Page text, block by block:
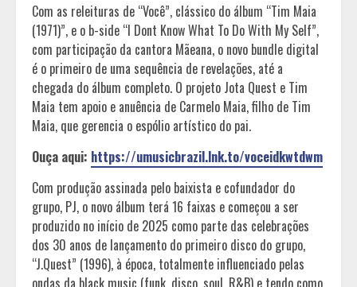
Com as releituras de “Você”, clássico do álbum “Tim Maia
(1971)”, e o b-side “I Dont Know What To Do With My Self”,
com participação da cantora Mãeana, o novo bundle digital
é o primeiro de uma sequência de revelações, até a
chegada do álbum completo. O projeto Jota Quest e Tim
Maia tem apoio e anuência de Carmelo Maia, filho de Tim
Maia, que gerencia o espólio artístico do pai.
Ouça aqui: https://umusicbrazil.lnk.to/voceidkwtdwm
Com produção assinada pelo baixista e cofundador do
grupo, PJ, o novo álbum terá 16 faixas e começou a ser
produzido no início de 2025 como parte das celebrações
dos 30 anos de lançamento do primeiro disco do grupo,
“J.Quest” (1996), à época, totalmente influenciado pelas
ondas da black music (funk, disco, soul, R&B) e tendo como